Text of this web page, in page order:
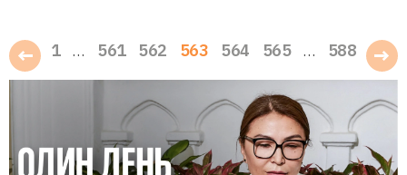
1 … 561 562 563 564 565 … 588